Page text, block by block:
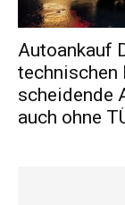
Autoankauf
technischen
scheidende
auch ohne